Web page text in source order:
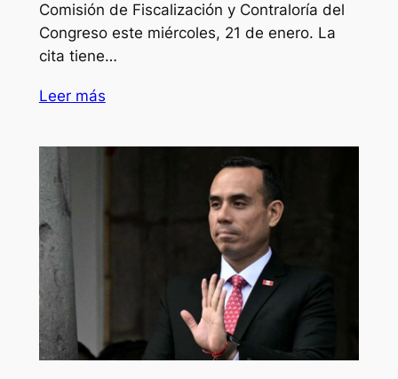
Comisión de Fiscalización y Contraloría del
Congreso este miércoles, 21 de enero. La
cita tiene…
Leer más